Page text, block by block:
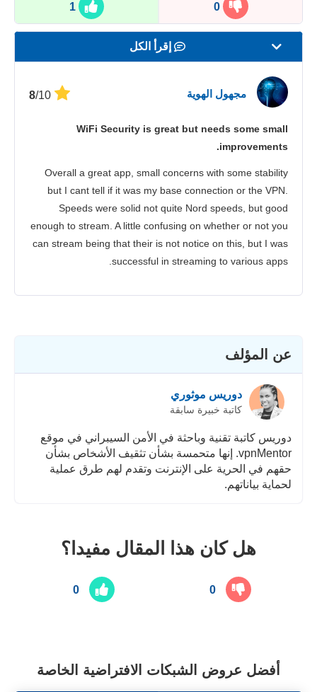
1 0
إقرأ الكل
الأمان
خدمة الزبائن
مجهول الهوية /10
WiFi Security is great but needs some small
improvements.
Overall a great app, small concerns with some stability
but I cant tell if it was my base connection or the VPN.
Speeds were solid not quite Nord speeds, but good
enough to stream. A little confusing on whether or not you
can stream being that their is not notice on this, but I was
successful in streaming to various apps.
عن المؤلف
دوريس موثوري
كاتبة خبيرة سابقة
دوريس كاتبة تقنية وباحثة في الأمن السيبراني في موقع
vpnMentor. إنها متحمسة بشأن تثقيف الأشخاص بشأن
حقهم في الحرية على الإنترنت وتقدم لهم طرق عملية
لحماية بياناتهم.
هل كان هذا المقال مفيدا؟
0 0
أفضل عروض الشبكات الافتراضية الخاصة